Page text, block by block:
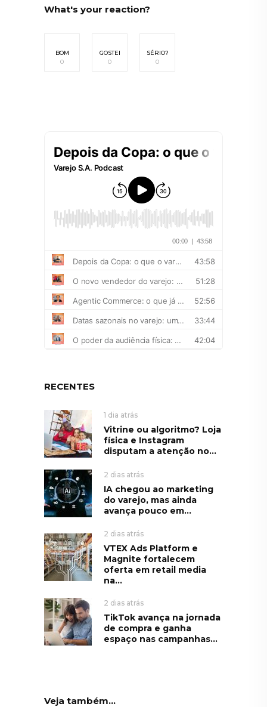
What's your reaction?
BOM
0
GOSTEI
0
SÉRIO?
0
RECENTES
1 dia atrás
Vitrine ou algoritmo? Loja
física e Instagram
disputam a atenção no...
2 dias atrás
IA chegou ao marketing
do varejo, mas ainda
avança pouco em...
2 dias atrás
VTEX Ads Platform e
Magnite fortalecem
oferta em retail media
na...
2 dias atrás
TikTok avança na jornada
de compra e ganha
espaço nas campanhas...
Veja também...